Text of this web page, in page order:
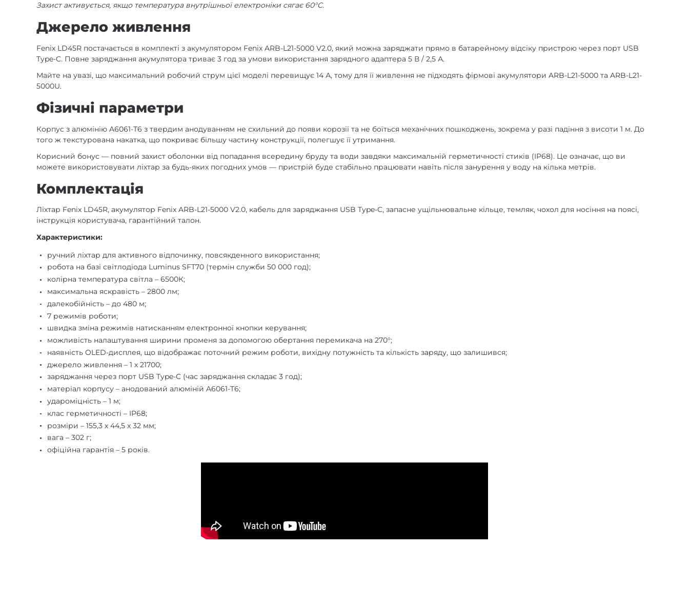
Захист активується, якщо температура внутрішньої електроніки сягає 60°C.
Джерело живлення
Fenix LD45R постачається в комплекті з акумулятором Fenix ARB-L21-5000 V2.0, який можна заряджати прямо в батарейному відсіку пристрою через порт USB
Type-C. Повне заряджання акумулятора триває 3 год за умови використання зарядного адаптера 5 В / 2,5 А.
Майте на увазі, що максимальний робочий струм цієї моделі перевищує 14 А, тому для її живлення не підходять фірмові акумулятори ARB-L21-5000 та ARB-L21-
5000U.
Фізичні параметри
Корпус з алюмінію A6061-T6 з твердим анодуванням не схильний до появи корозії та не боїться механічних пошкоджень, зокрема у разі падіння з висоти 1 м. До
того ж текстурована накатка, що покриває більшу частину конструкції, полегшує її утримання.
Корисний бонус — повний захист оболонки від попадання всередину бруду та води завдяки максимальній герметичності стиків (IP68). Це означає, що ви
можете використовувати ліхтар за будь-яких погодних умов — пристрій буде стабільно працювати навіть після занурення у воду на кілька метрів.
Комплектація
Ліхтар Fenix LD45R, акумулятор Fenix ARB-L21-5000 V2.0, кабель для заряджання USB Type-C, запасне ущільнювальне кільце, темляк, чохол для носіння на поясі,
інструкція користувача, гарантійний талон.
Характеристики:
ручний ліхтар для активного відпочинку, повсякденного використання;
робота на базі світлодіода Luminus SFT70 (термін служби 50 000 год);
колірна температура світла – 6500К;
максимальна яскравість – 2800 лм;
далекобійність – до 480 м;
7 режимів роботи;
швидка зміна режимів натисканням електронної кнопки керування;
можливість налаштування ширини променя за допомогою обертання перемикача на 270°;
наявність OLED-дисплея, що відображає поточний режим роботи, вихідну потужність та кількість заряду, що залишився;
джерело живлення – 1 х 21700;
заряджання через порт USB Type-C (час заряджання складає 3 год);
матеріал корпусу – анодований алюміній A6061-T6;
удароміцність – 1 м;
клас герметичності – IP68;
розміри – 155,3 х 44,5 х 32 мм;
вага – 302 г;
офіційна гарантія – 5 років.